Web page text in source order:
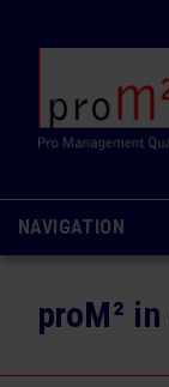
NAVIGATION
überspringen
Change
Organisations-
proM²